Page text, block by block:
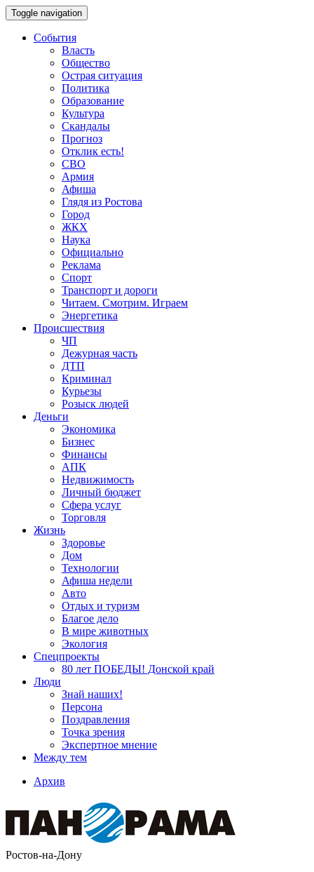
Toggle navigation
События
Власть
Общество
Острая ситуация
Политика
Образование
Культура
Скандалы
Прогноз
Отклик есть!
СВО
Армия
Афиша
Глядя из Ростова
Город
ЖКХ
Наука
Официально
Реклама
Спорт
Транспорт и дороги
Читаем. Смотрим. Играем
Энергетика
Происшествия
ЧП
Дежурная часть
ДТП
Криминал
Курьезы
Розыск людей
Деньги
Экономика
Бизнес
Финансы
АПК
Недвижимость
Личный бюджет
Сфера услуг
Торговля
Жизнь
Здоровье
Дом
Технологии
Афиша недели
Авто
Отдых и туризм
Благое дело
В мире животных
Экология
Спецпроекты
80 лет ПОБЕДЫ! Донской край
Люди
Знай наших!
Персона
Поздравления
Точка зрения
Экспертное мнение
Между тем
Архив
Ростов-на-Дону